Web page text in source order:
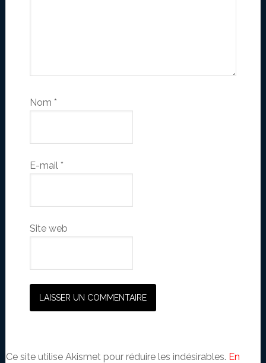
Nom *
E-mail *
Site web
Ce site utilise Akismet pour réduire les indésirables. En